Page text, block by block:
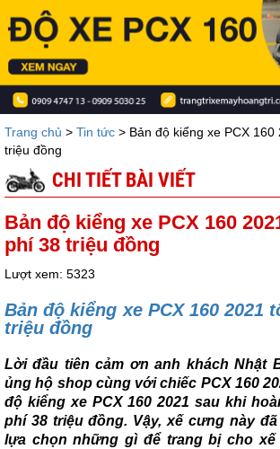
Trang chủ > Tin tức > Bản độ kiểng xe PCX
triệu đồng
CHI TIẾT BÀI VIẾT
Bản độ kiểng xe PCX 160
phí 38 triệu đồng
Lượt xem: 5323
Bản độ kiểng xe PCX 160 2021
triệu đồng
Lời đầu tiên cảm ơn anh khách Nhật
ủng hộ shop cùng với chiếc PCX 160
độ kiểng xe PCX 160 2021 sau khi
phí 38 triệu đồng. Vậy, xế cưng này
lựa chọn những gì để trang bị cho xế